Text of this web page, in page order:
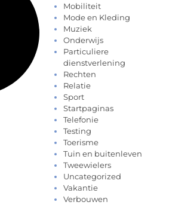
Mobiliteit
Mode en Kleding
Muziek
Onderwijs
Particuliere
dienstverlening
Rechten
Relatie
Sport
Startpaginas
Telefonie
Testing
Toerisme
Tuin en buitenleven
Tweewielers
Uncategorized
Vakantie
Verbouwen